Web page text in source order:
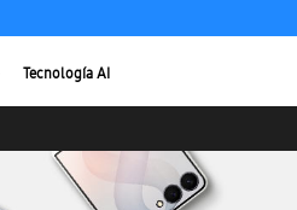
Tecnología AI